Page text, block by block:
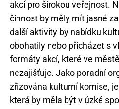
akcí pro širokou veřejnost.
činnost by měly mít jasné
další aktivity by nabídku
obohatily nebo přicházet s
formáty akcí, které ve
nezajišťuje. Jako poradní
zřizována kulturní komise,
která by měla být v úzké